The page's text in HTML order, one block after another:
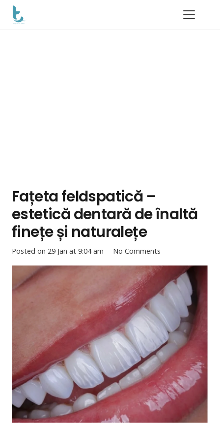
Fațeta feldspatică –
estetică dentară de înaltă
finețe și naturalețe
Posted on 29 Jan at 9:04 am No Comments